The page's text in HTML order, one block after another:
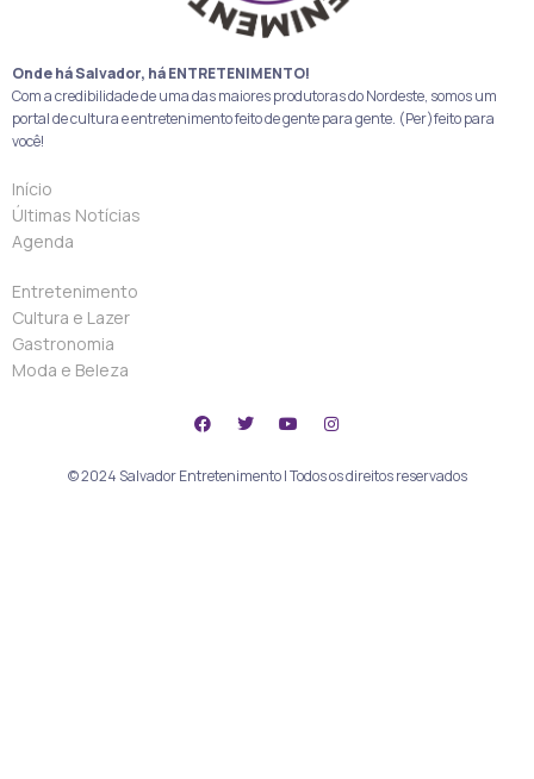
Onde há Salvador, há ENTRETENIMENTO!
Com a credibilidade de uma das maiores produtoras do Nordeste, somos um
portal de cultura e entretenimento feito de gente para gente. (Per)feito para
você!
Início
Últimas Notícias
Agenda
Entretenimento
Cultura e Lazer
Gastronomia
Moda e Beleza
© 2024 Salvador Entretenimento | Todos os direitos reservados